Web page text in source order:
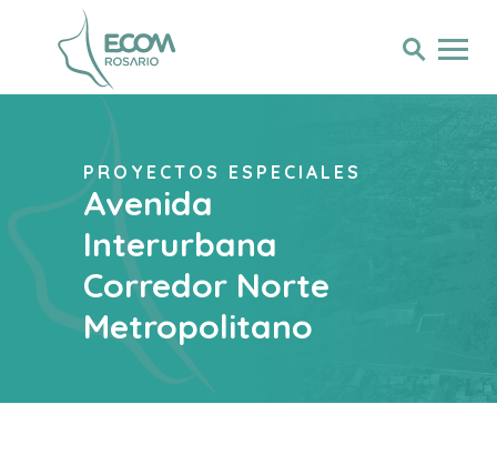
PROYECTOS ESPECIALES
Avenida
Interurbana
Corredor Norte
Metropolitano